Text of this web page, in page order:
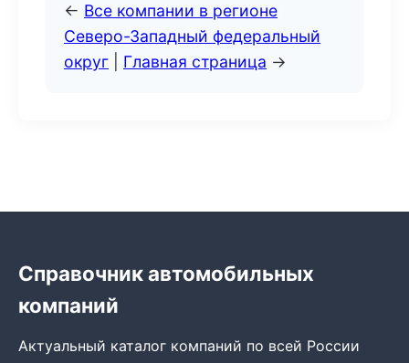
← Все компании в регионе
Северо-Западный федеральный
округ
Главная страница →
Справочник автомобильных
компаний
Актуальный каталог компаний по всей России